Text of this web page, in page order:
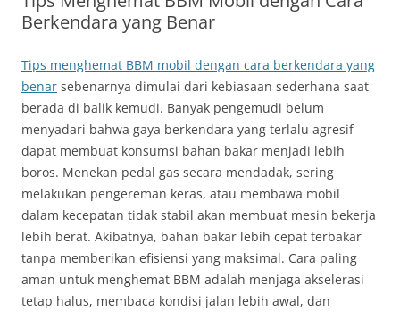
Berkendara yang Benar
Tips menghemat BBM mobil dengan cara berkendara yang
benar sebenarnya dimulai dari kebiasaan sederhana saat
berada di balik kemudi. Banyak pengemudi belum
menyadari bahwa gaya berkendara yang terlalu agresif
dapat membuat konsumsi bahan bakar menjadi lebih
boros. Menekan pedal gas secara mendadak, sering
melakukan pengereman keras, atau membawa mobil
dalam kecepatan tidak stabil akan membuat mesin bekerja
lebih berat. Akibatnya, bahan bakar lebih cepat terbakar
tanpa memberikan efisiensi yang maksimal. Cara paling
aman untuk menghemat BBM adalah menjaga akselerasi
tetap halus, membaca kondisi jalan lebih awal, dan